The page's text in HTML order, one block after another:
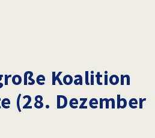
Koalition
(28. Dezember